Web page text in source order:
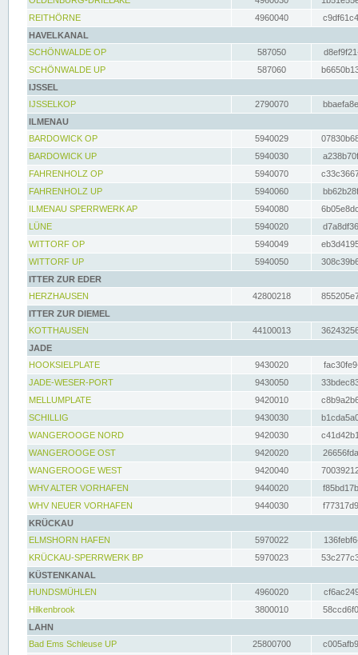
REITHÖRNE
4960040
HAVELKANAL
SCHÖNWALDE OP
587050
SCHÖNWALDE UP
587060
IJSSEL
IJSSELKOP
2790070
ILMENAU
BARDOWICK OP
5940029
BARDOWICK UP
5940030
FAHRENHOLZ OP
5940070
FAHRENHOLZ UP
5940060
ILMENAU SPERRWERK AP
5940080
LÜNE
5940020
WITTORF OP
5940049
WITTORF UP
5940050
ITTER ZUR EDER
HERZHAUSEN
42800218
ITTER ZUR DIEMEL
KOTTHAUSEN
44100013
JADE
HOOKSIELPLATE
9430020
JADE-WESER-PORT
9430050
MELLUMPLATE
9420010
SCHILLIG
9430030
WANGEROOGE NORD
9420030
WANGEROOGE OST
9420020
WANGEROOGE WEST
9420040
WHV ALTER VORHAFEN
9440020
WHV NEUER VORHAFEN
9440030
KRÜCKAU
ELMSHORN HAFEN
5970022
KRÜCKAU-SPERRWERK BP
5970023
KÜSTENKANAL
HUNDSMÜHLEN
4960020
Hilkenbrook
3800010
LAHN
Bad Ems Schleuse UP
25800700